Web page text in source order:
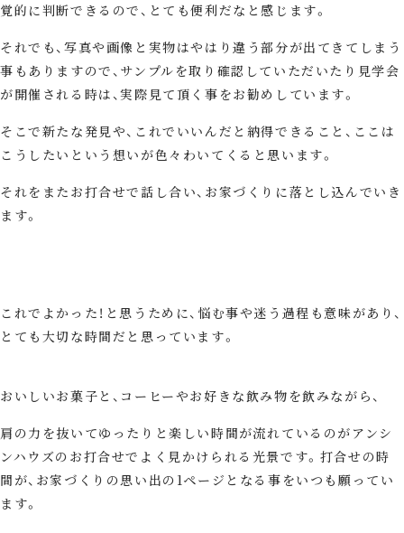
覚的に判断できるので、とても便利だなと感じます。
それでも、写真や画像と実物はやはり違う部分が出てきてしまう
事もありますので、サンプルを取り確認していただいたり見学会
が開催される時は、実際見て頂く事をお勧めしています。
そこで新たな発見や、これでいいんだと納得できること、ここは
こうしたいという想いが色々わいてくると思います。
それをまたお打合せで話し合い、お家づくりに落とし込んでいき
ます。
これでよかった！と思うために、悩む事や迷う過程も意味があり、
とても大切な時間だと思っています。
おいしいお菓子と、コーヒーやお好きな飲み物を飲みながら、
肩の力を抜いてゆったりと楽しい時間が流れているのがアンシ
ンハウズのお打合せでよく見かけられる光景です。打合せの時
間が、お家づくりの思い出の1ページとなる事をいつも願ってい
ます。